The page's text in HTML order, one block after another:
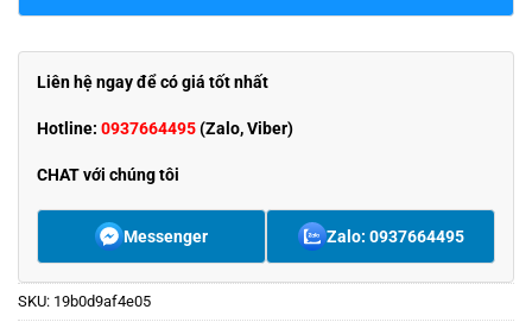
Liên hệ ngay để có giá tốt nhất
Hotline: 0937664495(Zalo, Viber)
CHAT với chúng tôi
Messenger Zalo: 0937664495
SKU: 19b0d9af4e05